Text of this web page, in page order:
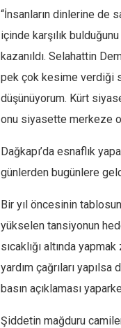
“İnsanların dinlerine de
içinde karşılık
kazanıldı. Selahattin
pek çok kesime verdiği
düşünüyorum. Kürt
onu siyasette merkeze
Dağkapı’da esnaflık
günlerden bugünlere
Bir yıl öncesinin
yükselen tansiyonun
sıcaklığı altında
yardım çağrıları
basın açıklaması
Şiddetin mağduru